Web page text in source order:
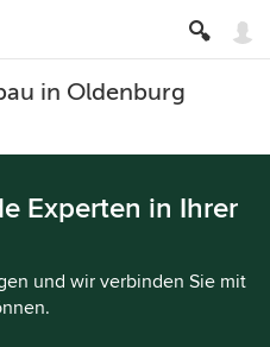
in Oldenburg
Experten in Ihrer
und wir verbinden Sie mit